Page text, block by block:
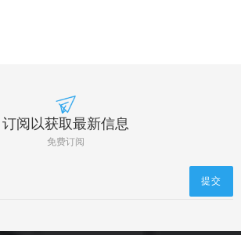
订阅以获取最新信息
免费订阅